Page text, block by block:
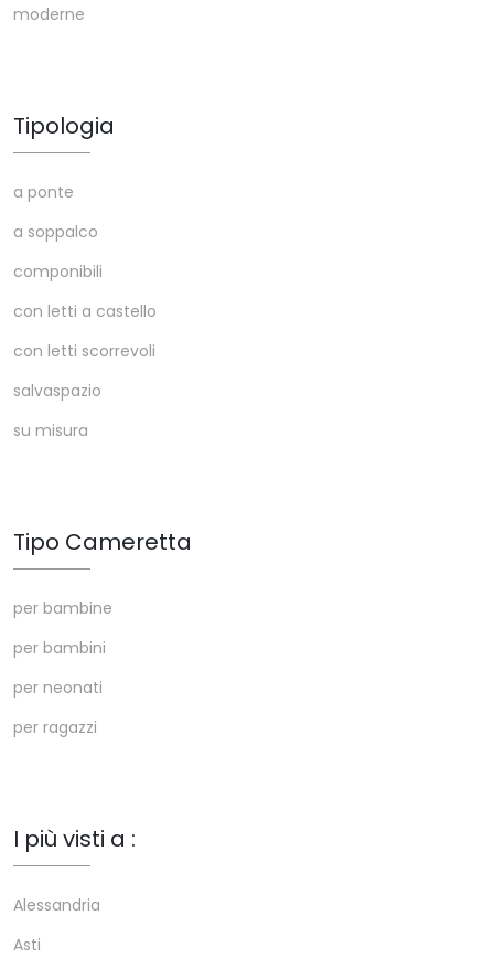
moderne
Tipologia
a ponte
a soppalco
componibili
con letti a castello
con letti scorrevoli
salvaspazio
su misura
Tipo Cameretta
per bambine
per bambini
per neonati
per ragazzi
I più visti a :
Alessandria
Asti